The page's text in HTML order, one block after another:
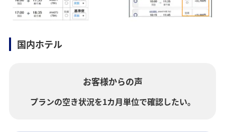
国内ホテル
お客様からの声
プランの空き状況を1カ月単位で確認したい。